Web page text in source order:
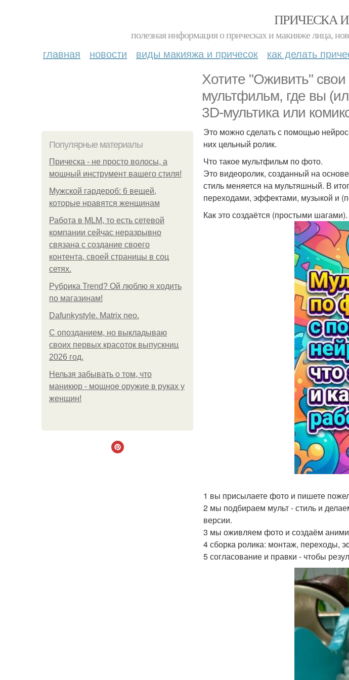
ПРИЧЕСКА
полезная информация о прическах и макияже лица,
главная новости виды макияжа и причесок как делать
Хотите "Оживить"
мультфильм, где вы
3D-мультика или
Популярные материалы
Прическа - не просто волосы, а
мощный инструмент вашего стиля!
Мужской гардероб: 6 вещей,
которые нравятся женщинам
Работа в MLM, то есть сетевой
компании сейчас неразрывно
связана с создание своего
контента, своей страницы в соц
сетях.
Рубрика Trend? Ой люблю я ходить
по магазинам!
Dafunkystyle. Matrix neo.
С опозданием, но выкладываю
своих первых красоток выпускниц
2026 год.
Нельзя забывать о том, что
маникюр - мощное оружие в руках у
женщин!
Это можно сделать с помощью
них цельный ролик.
Что такое мультфильм по фото.
Это видеоролик, созданный на
стиль меняется на мультяшный. В
переходами, эффектами, музыкой и
Как это создаётся (простыми шагами).
1 вы присылаете фото и пишете
2 мы подбираем мульт - стиль и
версии.
3 мы оживляем фото и создаём
4 сборка ролика: монтаж, переходы,
5 согласование и правки - чтобы